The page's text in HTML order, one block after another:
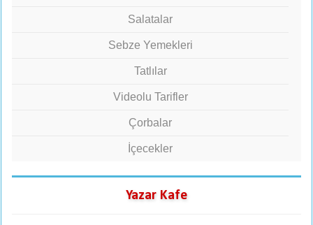
Salatalar
Sebze Yemekleri
Tatlılar
Videolu Tarifler
Çorbalar
İçecekler
Yazar Kafe